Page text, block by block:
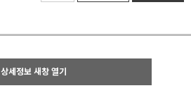
상세정보 새창 열기